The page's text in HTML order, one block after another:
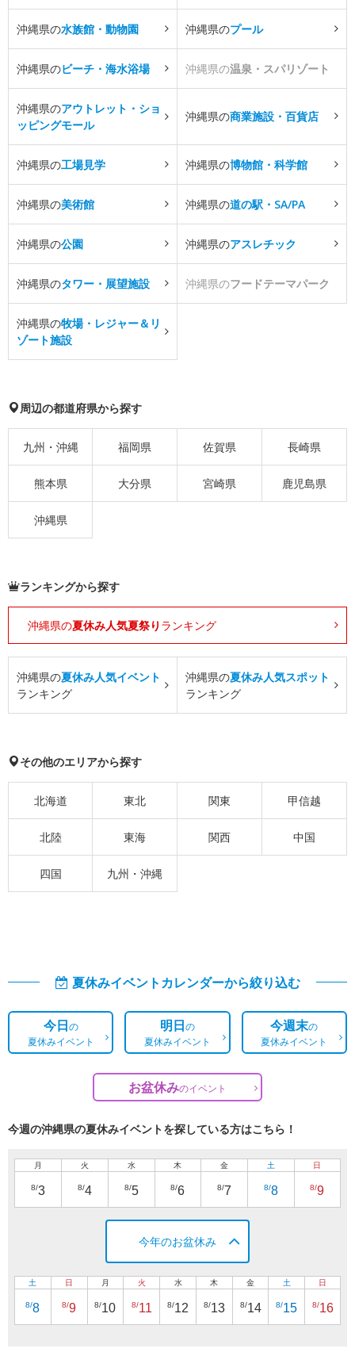
沖縄県の水族館・動物園 沖縄県のプール
沖縄県のビーチ・海水浴場 沖縄県の温泉・スパリゾート
沖縄県のアウトレット・ショ
ッピングモール
沖縄県の商業施設・百貨店
沖縄県の工場見学 沖縄県の博物館・科学館
沖縄県の美術館 沖縄県の道の駅・SA/PA
沖縄県の公園 沖縄県のアスレチック
沖縄県のタワー・展望施設 沖縄県のフードテーマパーク
沖縄県の牧場・レジャー＆リ
ゾート施設
周辺の都道府県から探す
九州・沖縄 福岡県 佐賀県 長崎県
熊本県 大分県 宮崎県 鹿児島県
沖縄県
ランキングから探す
沖縄県の夏休み人気夏祭り ランキング
沖縄県の夏休み人気イベント
ランキング
沖縄県の夏休み人気スポット
ランキング
その他のエリアから探す
北海道 東北 関東 甲信越
北陸 東海 関西 中国
四国 九州・沖縄
夏休みイベントカレンダーから絞り込む
今日の
夏休みイベント
明日の
夏休みイベント
今週末の
夏休みイベント
お盆休みのイベント
今週の沖縄県の夏休みイベントを探している方はこちら！
月
8/3
火
8/4
水
8/5
木
8/6
金
8/7
土
8/8
日
8/9
今年のお盆休み
土
8/8
日
8/9
月
8/10
火
8/11
水
8/12
木
8/13
金
8/14
土
8/15
日
8/16